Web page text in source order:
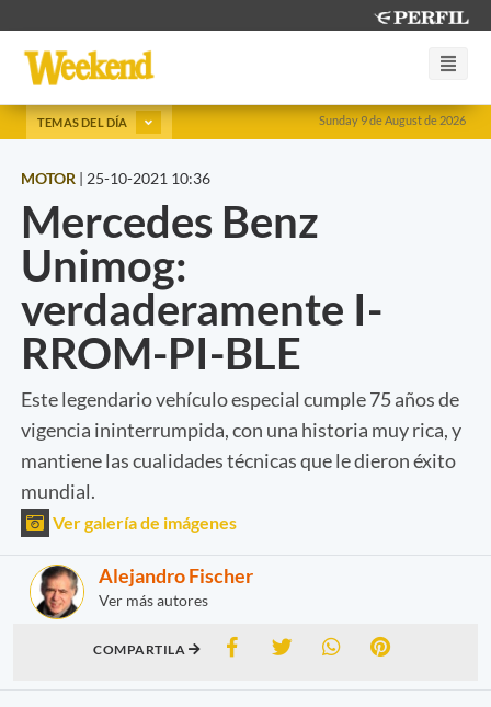
Sunday 9 de August de 2026
TEMAS DEL DÍA
MOTOR | 25-10-2021 10:36
Mercedes Benz
Unimog:
verdaderamente I-
RROM-PI-BLE
Este legendario vehículo especial cumple 75 años de
vigencia ininterrumpida, con una historia muy rica, y
mantiene las cualidades técnicas que le dieron éxito
mundial.
Ver galería de imágenes
Alejandro Fischer
Ver más autores
COMPARTILA